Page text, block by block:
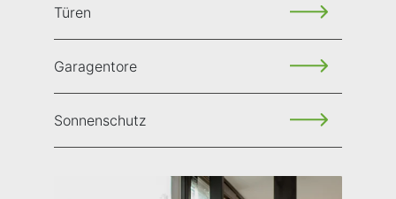
Türen
Garagentore
Sonnenschutz